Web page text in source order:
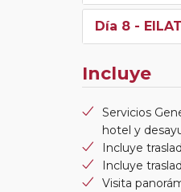
Día 8 -
Incluye
Servicios
hotel y
Incluye
Incluye
Visita